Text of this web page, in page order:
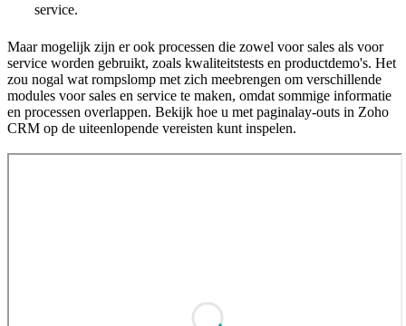
service.
Maar mogelijk zijn er ook processen die zowel voor sales als voor
service worden gebruikt, zoals kwaliteitstests en productdemo's. Het
zou nogal wat rompslomp met zich meebrengen om verschillende
modules voor sales en service te maken, omdat sommige informatie
en processen overlappen. Bekijk hoe u met paginalay-outs in Zoho
CRM op de uiteenlopende vereisten kunt inspelen.